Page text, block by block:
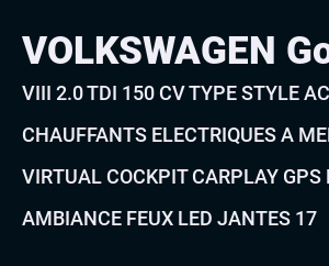
VOLKSWAGEN
VIII 2.0 TDI 150 CV TYPE STYLE
CHAUFFANTS ELECTRIQUES A
VIRTUAL COCKPIT CARPLAY GPS
AMBIANCE FEUX LED JANTES 17